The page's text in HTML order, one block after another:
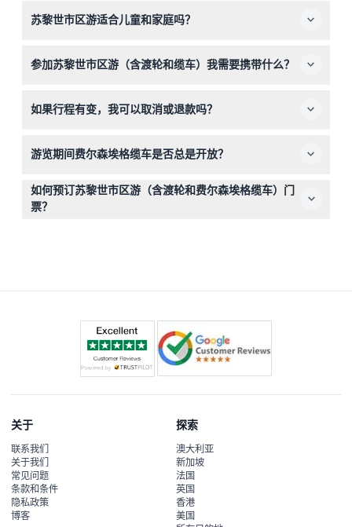
在预订时确认）。
适地欣赏苏黎世的亮点（可能有所变动——请在预订时确
苏黎世市区游适合儿童和家庭吗？
庭，但更适合能接受站立或坐在膝上的儿童。
参加苏黎世市区游（含渡轮和缆车）我需要携带什么？
车的天气服装，以及您的预订确认以便顺利登记。
如果行程有变，我可以取消或退款吗？
行程安排。
游览期间费尔森埃格缆车是否总是开放？
在维护期间，缆车可能会被齿轨火车替代，前往多尔德观景
点，但无论哪种方式，您都能欣赏到绝佳的全景视角。
如何预订苏黎世市区游（含渡轮和费尔森埃格缆车）门
票？
关于
联系我们
关于我们
常见问题
条款和条件
隐私政策
博客
探索
澳大利亚
新加坡
法国
英国
香港
美国